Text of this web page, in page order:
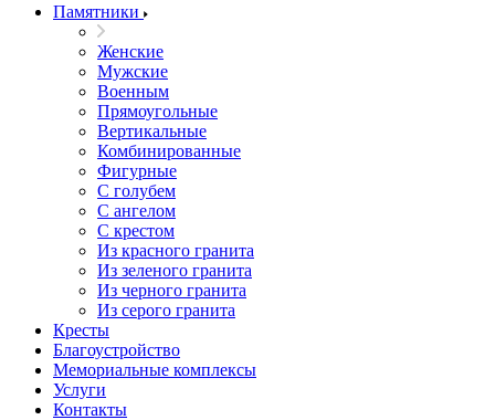
Памятники
Женские
Мужские
Военным
Прямоугольные
Вертикальные
Комбинированные
Фигурные
С голубем
С ангелом
С крестом
Из красного гранита
Из зеленого гранита
Из черного гранита
Из серого гранита
Кресты
Благоустройство
Мемориальные комплексы
Услуги
Контакты